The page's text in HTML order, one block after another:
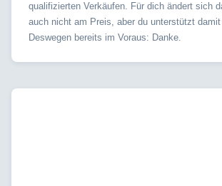
qualifizierten Verkäufen. Für dich ändert sich
auch nicht am Preis, aber du unterstützt
Deswegen bereits im Voraus: Danke.